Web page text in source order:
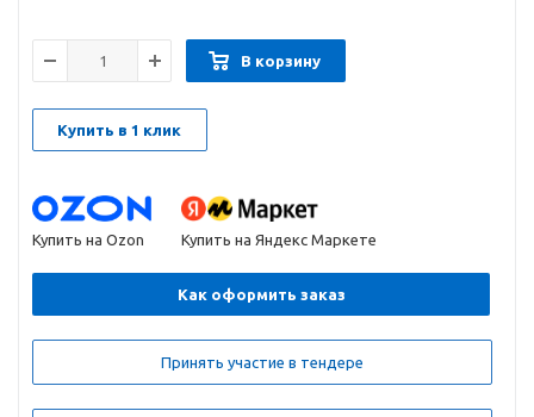
В корзину
Купить в 1 клик
Купить на Ozon Купить на Яндекс Маркете
Как оформить заказ
Принять участие в тендере